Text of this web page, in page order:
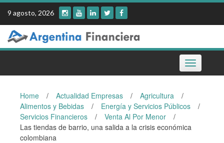
Skip
content
9 agosto, 2026
Toggle
navigation
Home / Actualidad Empresas / Agricultura
/
Alimentos y Bebidas
/ Energía y Servicios Públicos
/
Servicios Financieros
/ Venta Al Por Menor
/
Las tiendas de barrio, una salida a la crisis económica
colombiana